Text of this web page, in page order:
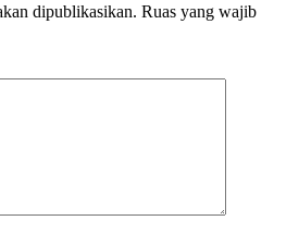
dipublikasikan. Ruas yang wajib